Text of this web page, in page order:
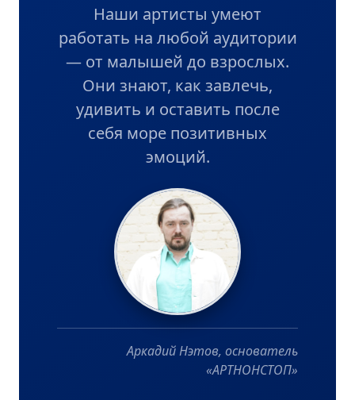
Наши артисты умеют
работать на любой аудитории
— от малышей до взрослых.
Они знают, как завлечь,
удивить и оставить после
себя море позитивных
эмоций.
Аркадий Нэтов, основатель
«АРТНОНСТОП»